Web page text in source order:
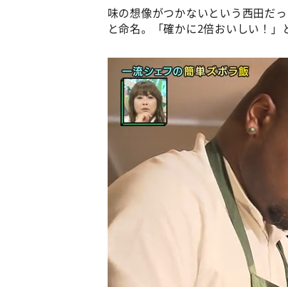
味の想像がつかないという西田だ
と命名。「確かに2倍おいしい！」